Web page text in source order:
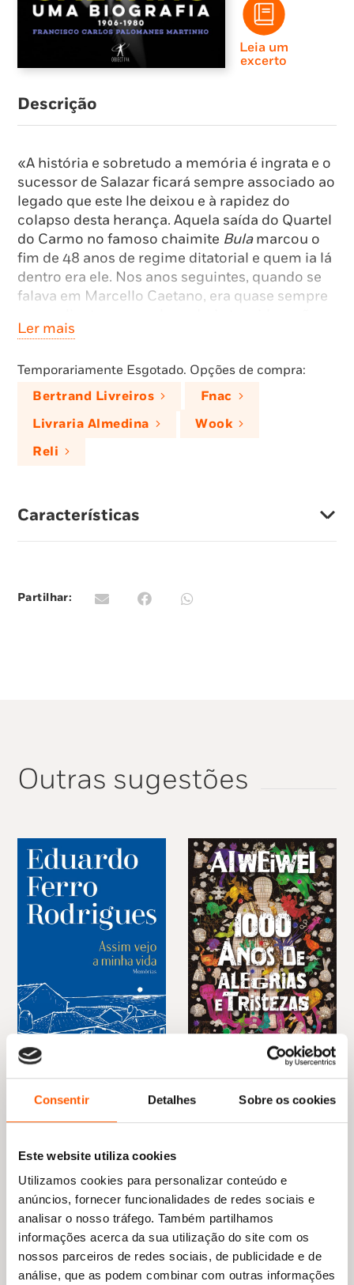
Consentir Detalhes Sobre os cookies
Este website utiliza cookies
Utilizamos cookies para personalizar conteúdo e
anúncios, fornecer funcionalidades de redes sociais e
analisar o nosso tráfego. Também partilhamos
informações acerca da sua utilização do site com os
nossos parceiros de redes sociais, de publicidade e de
análise, que as podem combinar com outras informações
Leia um
excerto
Descrição
«A história e sobretudo a memória é ingrata e o
sucessor de Salazar ficará sempre associado ao
legado que este lhe deixou e à rapidez do
colapso desta herança. Aquela saída do Quartel
do Carmo no famoso chaimite Bulamarcou o
fim de 48 anos de regime ditatorial e quem ia lá
dentro era ele. Nos anos seguintes, quando se
falava em Marcello Caetano, era quase sempre
foi. Para uma parte da elite social e económica
sido o Adolfo Suarez da democratização, se
tivesse tido a coragem ou o golpe de asa de
António Costa Pinto,in Prefácio
Ler mais
Temporariamente Esgotado. Opções de compra:
Bertrand Livreiros
Fnac
Livraria Almedina
Wook
Reli
Características
Partilhar:
Outras sugestões
20,95€O
era:
18,85€O
atual
é:
Assim vejo a minha vida
28,85€O
preço
original
era:
20,20€O
preço
atual
é:
1000 anos de alegrias e
tristezas
Ai Weiwei